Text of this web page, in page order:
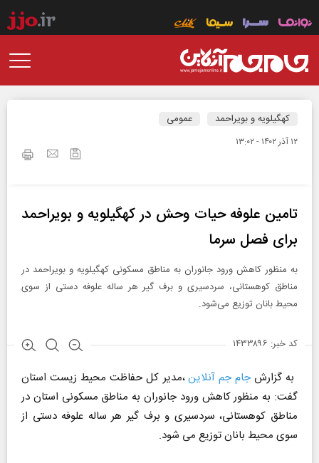
کهگیلویه و بویراحمد عمومی
۱۲ آذر ۱۴۰۲ - ۱۳:۰۲
تامین علوفه حیات وحش در کهگیلویه و بویراحمد
برای فصل سرما
به منظور کاهش ورود جانوران به مناطق مسکونی کهگیلویه و بویراحمد در
مناطق کوهستانی، سردسیری و برف گیر هر ساله علوفه دستی از سوی
محیط بانان توزیع می‌شود.
کد خبر: ۱۴۳۳۸۹۶
به گزارشجام جم آنلاین،مدیر کل حفاظت محیط زیست استان
گفت: به منظور کاهش ورود جانوران به مناطق مسکونی استان در
مناطق کوهستانی، سردسیری و برف گیر هر ساله علوفه دستی از
سوی محیط بانان توزیع می شود.